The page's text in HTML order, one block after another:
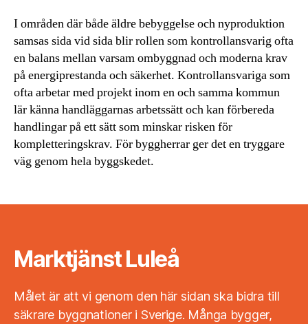
I områden där både äldre bebyggelse och nyproduktion
samsas sida vid sida blir rollen som kontrollansvarig ofta
en balans mellan varsam ombyggnad och moderna krav
på energiprestanda och säkerhet. Kontrollansvariga som
ofta arbetar med projekt inom en och samma kommun
lär känna handläggarnas arbetssätt och kan förbereda
handlingar på ett sätt som minskar risken för
kompletteringskrav. För byggherrar ger det en tryggare
väg genom hela byggskedet.
Marktjänst Luleå
Målet är att vi genom den här sidan ska bidra till
säkrare byggnationer i Sverige. Många bygger,